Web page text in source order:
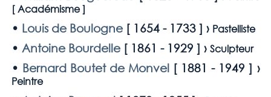
[Académisme]
• Louis de Boulogne[ 1654 - 1733] › Pastelliste
• Antoine Bourdelle[ 1861 - 1929 ] › Sculpteur
• Bernard Boutet de Monvel[ 1881 - 1949 ] ›
Peintre